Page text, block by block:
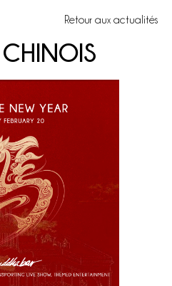
Retour aux actualités